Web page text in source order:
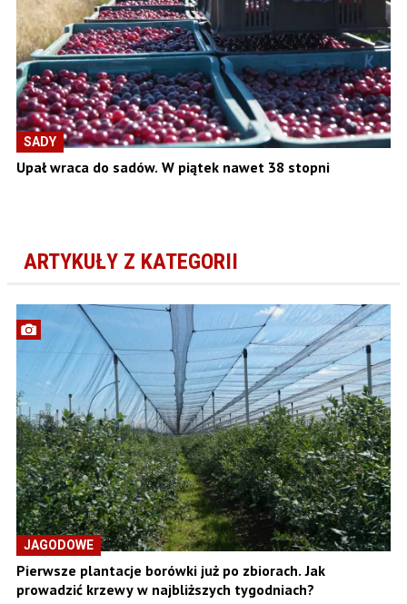
SADY
Upał wraca do sadów. W piątek nawet 38 stopni
ARTYKUŁY Z KATEGORII
JAGODOWE
Pierwsze plantacje borówki już po zbiorach. Jak
prowadzić krzewy w najbliższych tygodniach?